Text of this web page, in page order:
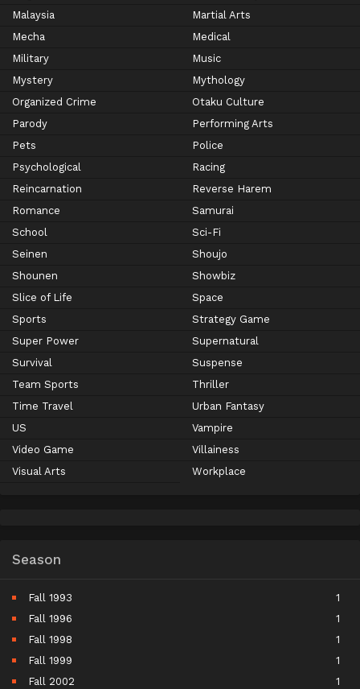
Malaysia
Martial Arts
Mecha
Medical
Military
Music
Mystery
Mythology
Organized Crime
Otaku Culture
Parody
Performing Arts
Pets
Police
Psychological
Racing
Reincarnation
Reverse Harem
Romance
Samurai
School
Sci-Fi
Seinen
Shoujo
Shounen
Showbiz
Slice of Life
Space
Sports
Strategy Game
Super Power
Supernatural
Survival
Suspense
Team Sports
Thriller
Time Travel
Urban Fantasy
US
Vampire
Video Game
Villainess
Visual Arts
Workplace
Season
Fall 1993
1
Fall 1996
1
Fall 1998
1
Fall 1999
1
Fall 2002
1